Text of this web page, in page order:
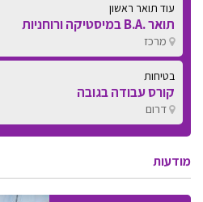
עוד תואר ראשון
תואר .B.A במיסטיקה ורוחניות
מרכז
בטיחות
קורס עבודה בגובה
דרום
מודעות